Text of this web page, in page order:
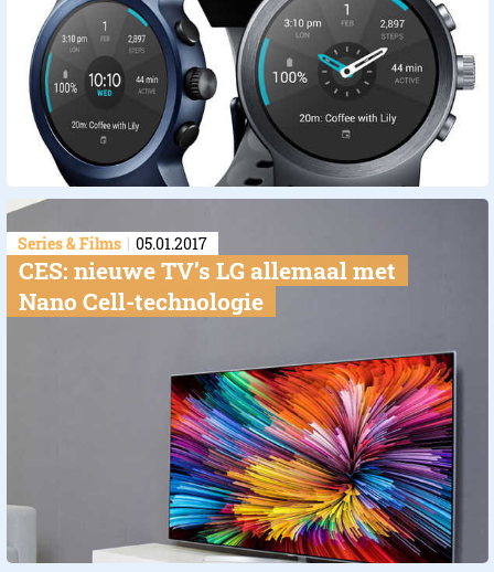
Series & Films 05.01.2017
CES: nieuwe TV’s LG allemaal met
Nano Cell-technologie